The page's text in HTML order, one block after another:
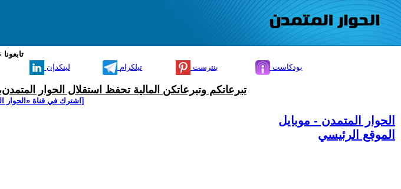
لينكدإن تيلكرام بنترست بودكاست
تبرعاتكم وتبرعاتكن المالية تحفظ استقلال الحوار
[اشترك في قناة ‫«الحوار
الحوار المتمدن - موبايل
الموقع الرئيسي